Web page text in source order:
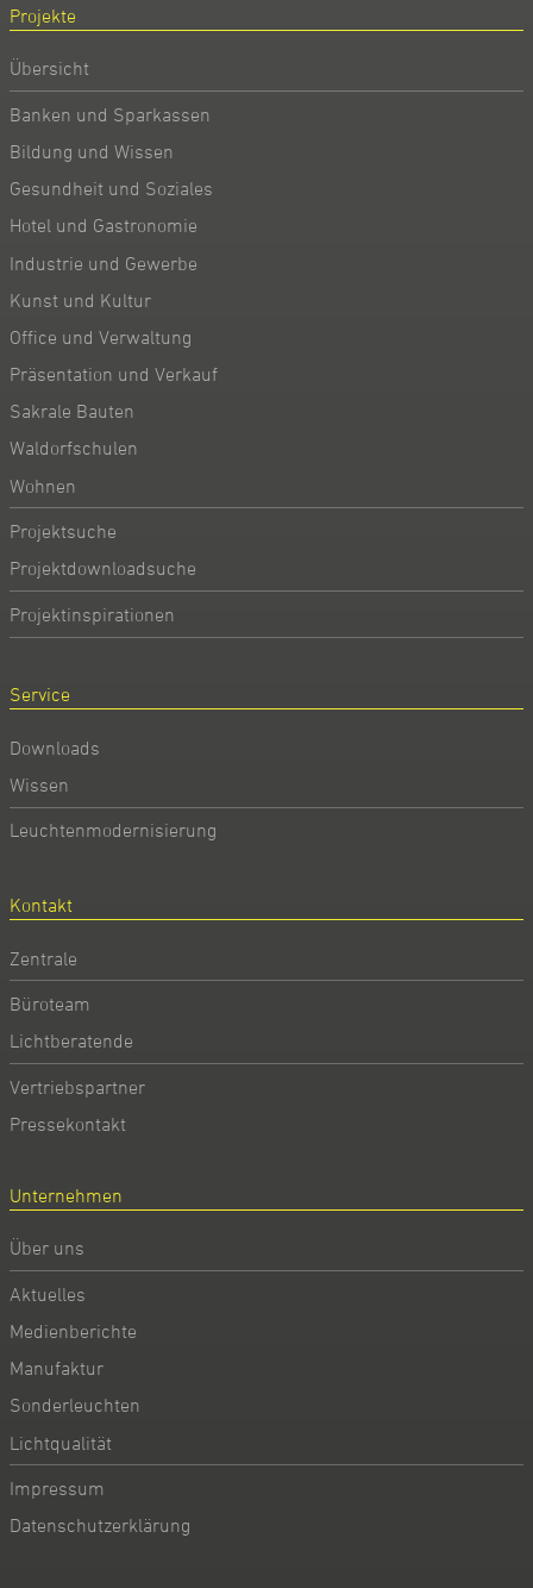
Projekte
Übersicht
Banken und Sparkassen
Bildung und Wissen
Gesundheit und Soziales
Hotel und Gastronomie
Industrie und Gewerbe
Kunst und Kultur
Office und Verwaltung
Präsentation und Verkauf
Sakrale Bauten
Waldorfschulen
Wohnen
Projektsuche
Projektdownloadsuche
Projektinspirationen
Service
Downloads
Wissen
Leuchtenmodernisierung
Kontakt
Zentrale
Büroteam
Lichtberatende
Vertriebspartner
Pressekontakt
Unternehmen
Über uns
Aktuelles
Medienberichte
Manufaktur
Sonderleuchten
Lichtqualität
Impressum
Datenschutzerklärung